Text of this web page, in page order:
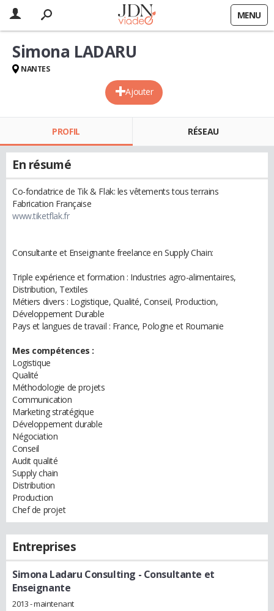
MENU
Ajouter
Simona LADARU
NANTES
PROFIL RÉSEAU
En résumé
Co-fondatrice de Tik & Flak: les vêtements tous terrains
Fabrication Française
www.tiketflak.fr
Consultante et Enseignante freelance en Supply Chain:
Triple expérience et formation : Industries agro-alimentaires,
Distribution, Textiles
Métiers divers : Logistique, Qualité, Conseil, Production,
Développement Durable
Pays et langues de travail : France, Pologne et Roumanie
Mes compétences :
Logistique
Qualité
Méthodologie de projets
Communication
Marketing stratégique
Développement durable
Négociation
Conseil
Audit qualité
Supply chain
Distribution
Production
Chef de projet
Entreprises
Simona Ladaru Consulting - Consultante et
Enseignante
2013 - maintenant